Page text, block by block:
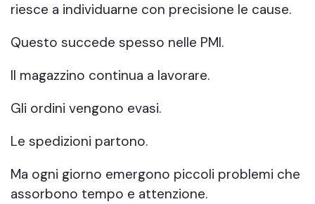
riesce a individuarne con precisione le cause.
Questo succede spesso nelle PMI.
Il magazzino continua a lavorare.
Gli ordini vengono evasi.
Le spedizioni partono.
Ma ogni giorno emergono piccoli problemi che
assorbono tempo e attenzione.